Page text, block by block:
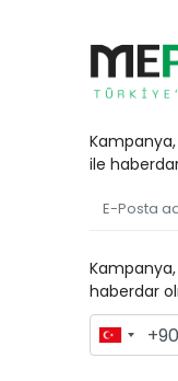
ile
haberdar